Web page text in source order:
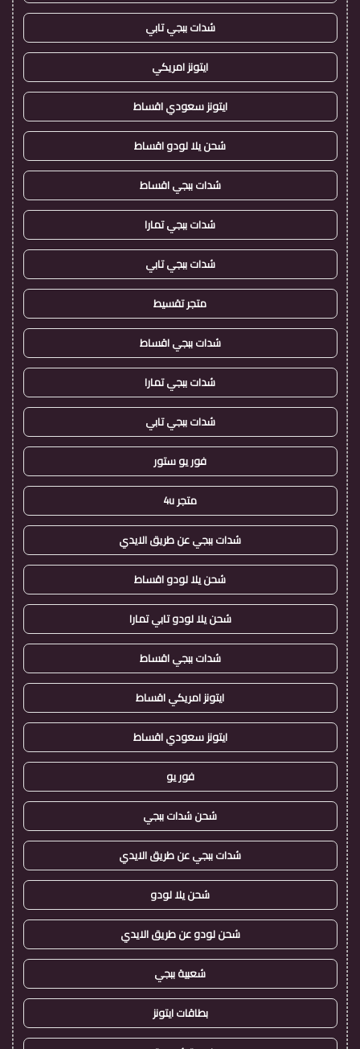
شدات ببجي تابي
ايتونز امريكي
ايتونز سعودي اقساط
شحن يلا لودو اقساط
شدات ببجي اقساط
شدات ببجي تمارا
شدات ببجي تابي
متجر تقسيط
شدات ببجي اقساط
شدات ببجي تمارا
شدات ببجي تابي
فور يو ستور
متجر 4u
شدات ببجي عن طريق الايدي
شحن يلا لودو اقساط
شحن يلا لودو تابي تمارا
شدات ببجي اقساط
ايتونز امريكي اقساط
ايتونز سعودي اقساط
فور يو
شحن شدات ببجي
شدات ببجي عن طريق الايدي
شحن يلا لودو
شحن لودو عن طريق الايدي
شعبية ببجي
بطاقات ايتونز